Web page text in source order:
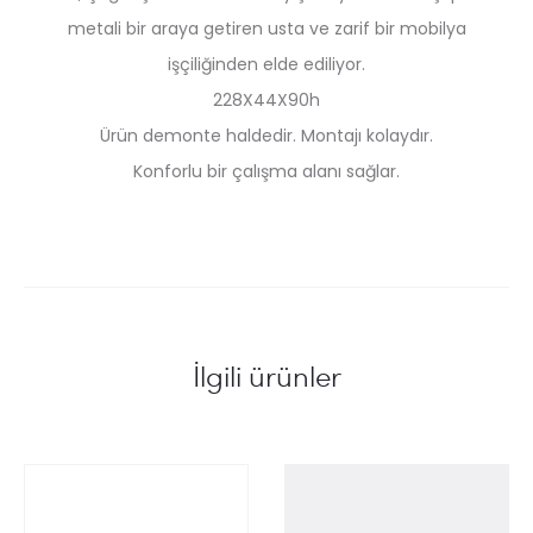
metali bir araya getiren usta ve zarif bir mobilya
işçiliğinden elde ediliyor.
228X44X90h
Ürün demonte haldedir. Montajı kolaydır.
Konforlu bir çalışma alanı sağlar.
İlgili ürünler